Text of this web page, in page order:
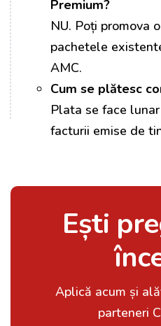
Premium?
NU. Poți promova
pachetele
AMC.
Cum se plătesc
Plata se face
facturii emise de
Ești
Aplică acum și
parteneri